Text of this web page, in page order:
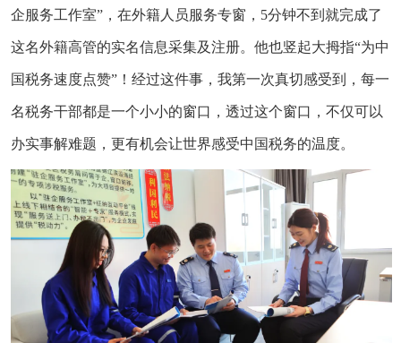
企服务工作室”，在外籍人员服务专窗，5分钟不到就完成了
这名外籍高管的实名信息采集及注册。他也竖起大拇指“为中
国税务速度点赞”！经过这件事，我第一次真切感受到，每一
名税务干部都是一个小小的窗口，透过这个窗口，不仅可以
办实事解难题，更有机会让世界感受中国税务的温度。